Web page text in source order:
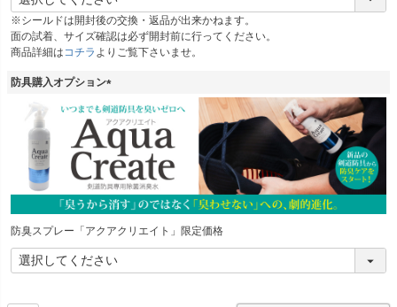
須
)
※シールドは開封後の交換・返品が出来かねます。
面の試着、サイズ確認は必ず開封前に行ってください。
商品詳細は コチラ よりご覧下さいませ。
防具購入オプション
必
須
)
防臭スプレー「アクアクリエイト」限定価格